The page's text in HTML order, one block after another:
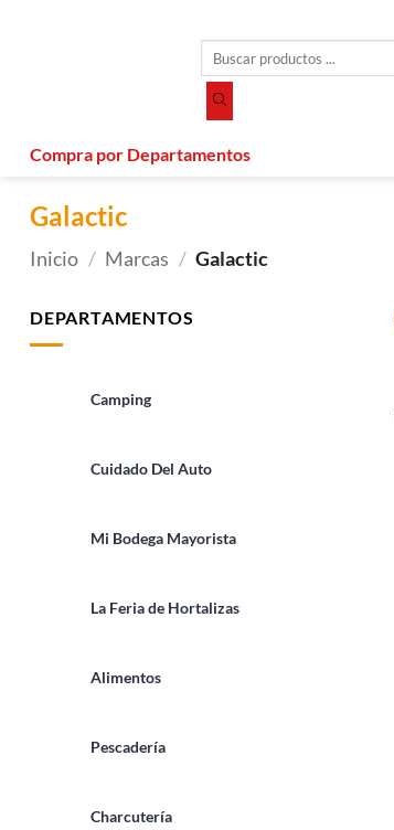
productos
Compra por Departamentos
Galactic
Inicio / Marcas / Galactic
DEPARTAMENTOS
Camping
Cuidado Del Auto
Mi Bodega Mayorista
La Feria de Hortalizas
Alimentos
Pescadería
Charcutería